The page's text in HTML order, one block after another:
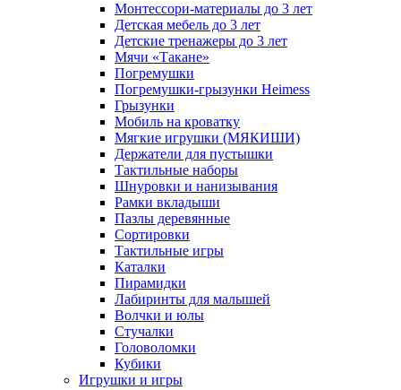
Монтессори-материалы до 3 лет
Детская мебель до 3 лет
Детские тренажеры до 3 лет
Мячи «Такане»
Погремушки
Погремушки-грызунки Heimess
Грызунки
Мобиль на кроватку
Мягкие игрушки (МЯКИШИ)
Держатели для пустышки
Тактильные наборы
Шнуровки и нанизывания
Рамки вкладыши
Пазлы деревянные
Сортировки
Тактильные игры
Каталки
Пирамидки
Лабиринты для малышей
Волчки и юлы
Стучалки
Головоломки
Кубики
Игрушки и игры